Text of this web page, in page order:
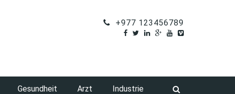
+977 123456789
Gesundheit Arzt Industrie